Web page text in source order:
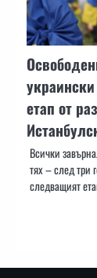
етап от
Всички
тях – след три
следващият